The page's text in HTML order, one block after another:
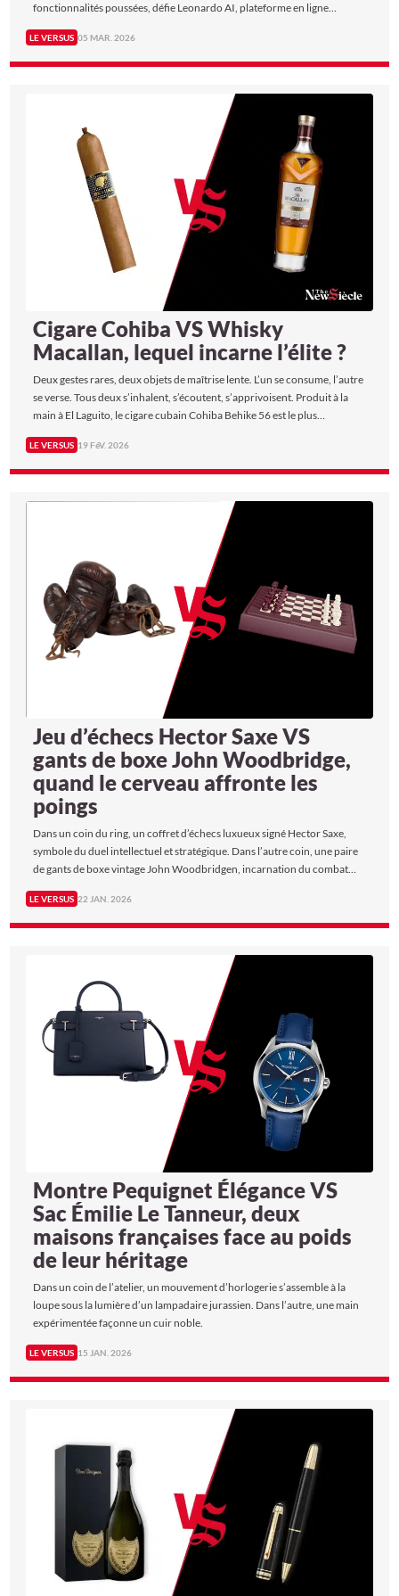
fonctionnalités poussées, défie Leonardo AI, plateforme en ligne
des horizons créatifs sans limites. Entre réalité tangible et imagination
illimitée, qui maîtrise le mieux l’art de créer ? The New Siècle fait le
LE VERSUS 05 MAR. 2026
Cigare Cohiba VS Whisky
Macallan, lequel incarne l’élite ?
Deux gestes rares, deux objets de maîtrise lente. L’un se consume, l’autre
se verse. Tous deux s’inhalent, s’écoutent, s’apprivoisent. Produit à la
main à El Laguito, le cigare cubain Cohiba Behike 56 est le plus
Rare Cask 2023, quant à lui, provient de l’assemblage des fûts les plus
rares de la distillerie du Speyside. Deux rituels que The New Siècle a
perfection sensorielle.
LE VERSUS 19 FéV. 2026
Jeu d’échecs Hector Saxe VS
gants de boxe John Woodbridge,
quand le cerveau affronte les
poings
Dans un coin du ring, un coffret d’échecs luxueux signé Hector Saxe,
symbole du duel intellectuel et stratégique. Dans l’autre coin, une paire
de gants de boxe vintage John Woodbridgen, incarnation du combat
LE VERSUS 22 JAN. 2026
Montre Pequignet Élégance VS
Sac Émilie Le Tanneur, deux
maisons françaises face au poids
de leur héritage
Dans un coin de l’atelier, un mouvement d’horlogerie s’assemble à la
loupe sous la lumière d’un lampadaire jurassien. Dans l’autre, une main
expérimentée façonne un cuir noble.
LE VERSUS 15 JAN. 2026